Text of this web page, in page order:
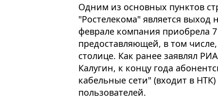
Одним из основных пунктов
"Ростелекома" является
феврале компания приобрела
предоставляющей, в том
столице. Как ранее заявлял
Калугин, к концу года
кабельные сети" (входит в
пользователей.